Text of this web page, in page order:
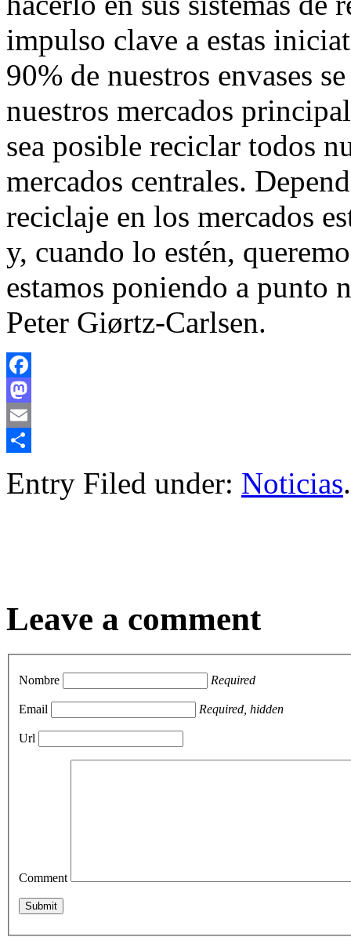
impulso clave a estas
90% de nuestros envases
nuestros mercados
sea posible reciclar todos
mercados centrales.
reciclaje en los mercados
y, cuando lo estén,
estamos poniendo a punto
Peter Giørtz-Carlsen.
Facebook
Mastodon
Email
Entry Filed under: Noticias
Leave a comment
Nombre Required
Email Required, hidden
Url
Comment